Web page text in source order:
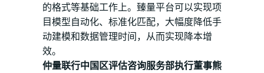
的格式等基础工作上。臻量平台可以实现项
目模型自动化、标准化匹配，大幅度降低手
动建模和数据管理时间，从而实现降本增
效。
仲量联行中国区评估咨询服务部执行董事熊